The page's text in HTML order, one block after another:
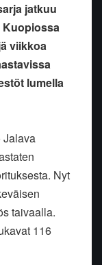
jatkuu
Kuopiossa
viikkoa
lumella
Jalava
Nyt
taivaalla.
116